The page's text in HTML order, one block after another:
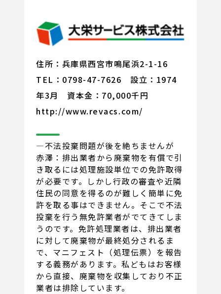
住所：兵庫県西宮市鳴尾浜2-1-16
TEL：0798-47-7626 設立：1974
年3月 資本金：70,000千円
http://www.revacs.com/
―不法投棄問題が後を絶ちませんが
赤澤：排出業者から廃棄物を有償で引
き取るには処理施設単位での免許取得
が必要です。しかし行政の審査や近隣
住民の同意を得るのが難しく簡単に免
許を取る事はできません。そこで不法
投棄を行う無免許業者がでてきてしま
うのです。免許処理業者は、排出業者
に対して廃棄物が最終処分されるま
で、マニフェスト（処理伝票）を報告
する義務があります。私どもはお客様
から直接、廃棄物を収集しており不正
業者は排除しています。